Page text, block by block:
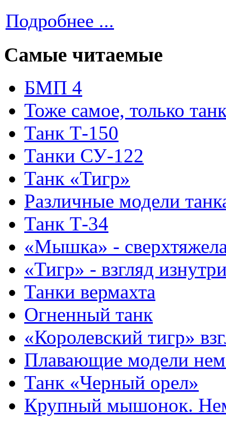
Подробнее ...
Самые читаемые
БМП 4
Тоже самое, только
Танк Т-150
Танки СУ-122
Танк «Тигр»
Различные модели
Танк Т-34
«Мышка» -
«Тигр» - взгляд
Танки вермахта
Огненный танк
«Королевский тигр»
Плавающие модели
Танк «Черный орел»
Крупный мышонок.